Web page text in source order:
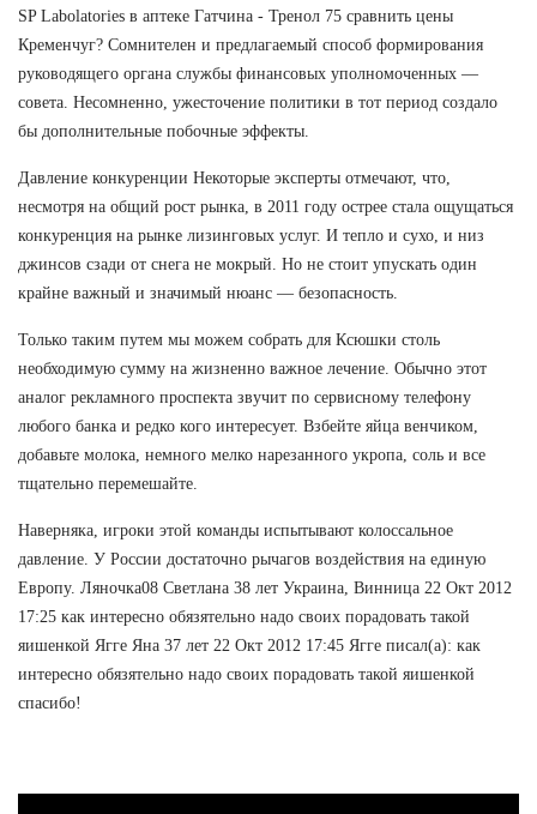
SP Labolatories в аптеке Гатчина - Тренол 75 сравнить цены
Кременчуг? Сомнителен и предлагаемый способ формирования
руководящего органа службы финансовых уполномоченных —
совета. Несомненно, ужесточение политики в тот период создало
бы дополнительные побочные эффекты.
Давление конкуренции Некоторые эксперты отмечают, что,
несмотря на общий рост рынка, в 2011 году острее стала ощущаться
конкуренция на рынке лизинговых услуг. И тепло и сухо, и низ
джинсов сзади от снега не мокрый. Но не стоит упускать один
крайне важный и значимый нюанс — безопасность.
Только таким путем мы можем собрать для Ксюшки столь
необходимую сумму на жизненно важное лечение. Обычно этот
аналог рекламного проспекта звучит по сервисному телефону
любого банка и редко кого интересует. Взбейте яйца венчиком,
добавьте молока, немного мелко нарезанного укропа, соль и все
тщательно перемешайте.
Наверняка, игроки этой команды испытывают колоссальное
давление. У России достаточно рычагов воздействия на единую
Европу. Ляночка08 Светлана 38 лет Украина, Винница 22 Окт 2012
17:25 как интересно обязятельно надо своих порадовать такой
яишенкой Ягге Яна 37 лет 22 Окт 2012 17:45 Ягге писал(а): как
интересно обязятельно надо своих порадовать такой яишенкой
спасибо!